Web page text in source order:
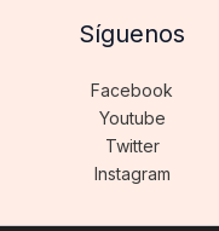
Síguenos
Facebook
Youtube
Twitter
Instagram